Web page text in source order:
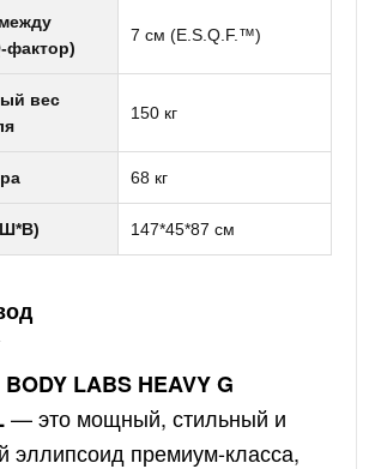
фактор)
7 см (E.S.Q.F.™)
вес
150 кг
68 кг
147*45*87 см
LABS HEAVY G
— это мощный, стильный и
эллипсоид премиум-класса,